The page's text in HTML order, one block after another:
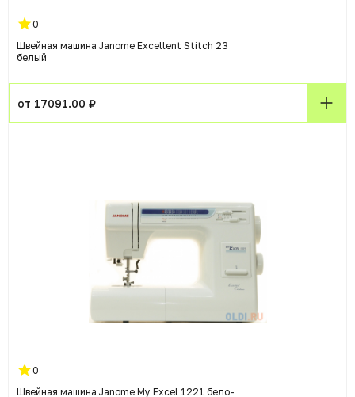
0
Швейная машина Janome Excellent Stitch 23
белый
от 17091.00 ₽
0
Швейная машина Janome My Excel 1221 бело-